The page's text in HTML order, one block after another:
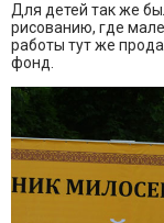
Для детей так же
рисованию, где
работы тут же
фонд.